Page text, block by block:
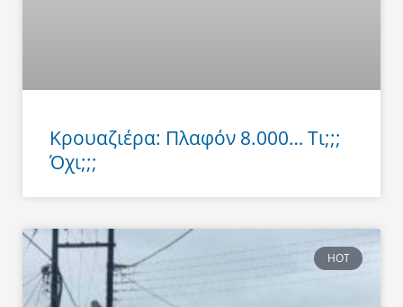
Κρουαζιέρα: Πλαφόν 8.000… Τι;;;
Όχι;;;
HOT